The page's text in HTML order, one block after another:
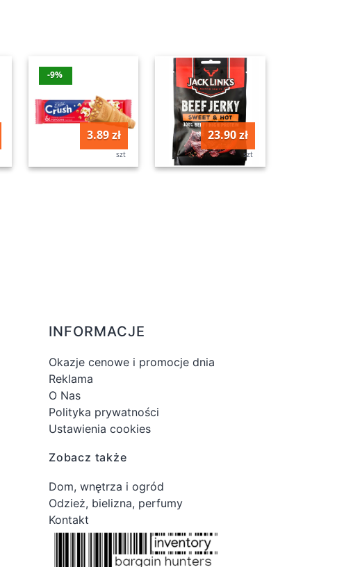
-9%
3.89 zł
szt
23.90 zł
szt
INFORMACJE
Okazje cenowe i promocje dnia
Reklama
O Nas
Polityka prywatności
Ustawienia cookies
Zobacz także
Dom, wnętrza i ogród
Odzież, bielizna, perfumy
Kontakt